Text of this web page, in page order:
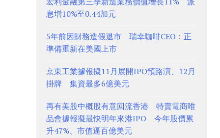
息增10%至0.44加元
5年前因財務造假退市 瑞幸咖啡CEO：正
準備重新在美國上市
京東工業據報擬11月展開IPO預路演、12月
掛牌 集資最多6億美元
再有美股中概股有意回流香港 特賣電商唯
品會據報擬最快明年來港IPO 今年股價累
升47%、市值逼百億美元